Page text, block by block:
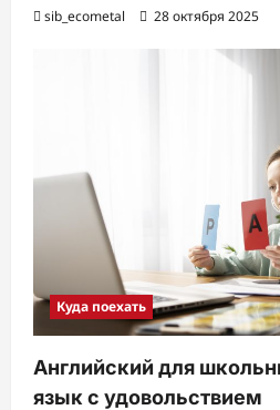
sib_ecometal 28 октября 2025
Куда поехать
Английский для
язык с удовольствием